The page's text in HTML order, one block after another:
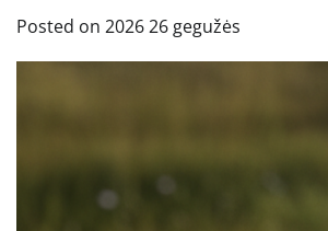
Posted on 2026 26 gegužės